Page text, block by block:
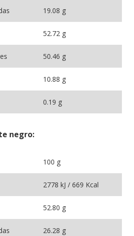
19.08 g
52.72 g
50.46 g
10.88 g
0.19 g
negro:
100 g
2778 kJ / 669 Kcal
52.80 g
26.28 g